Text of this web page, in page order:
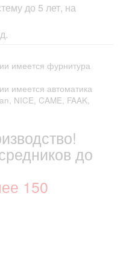
до 5 лет, на
имеется фурнитура
имеется автоматика
NICE, CAME, FAAK,
до
150